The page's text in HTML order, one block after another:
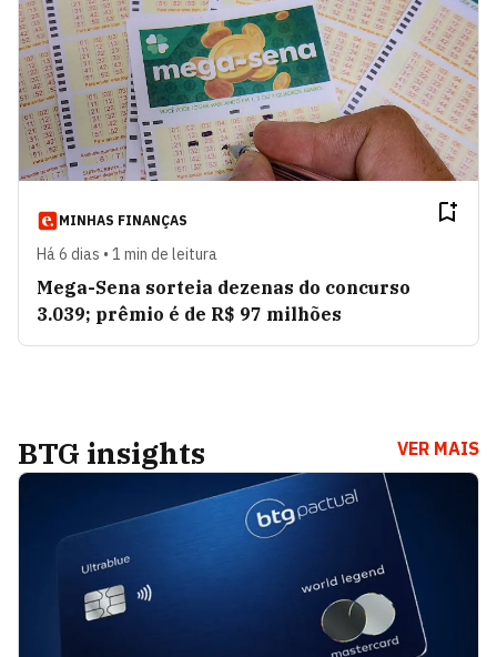
Monica de Bolle VER ARTIGOS
Meu Acerto VER ARTIGOS
Cristina Junqueira VER ARTIGOS
Rapha Avellar
Favela S/A VER ARTIGOS
Pyr Marcondes VER ARTIGOS
Fernanda Consorte VER ARTIGOS
MINHAS FINANÇAS
Há 6 dias • 1 min de leitura
Mega-Sena sorteia dezenas do concurso
3.039; prêmio é de R$ 97 milhões
BTG insights VER MAIS